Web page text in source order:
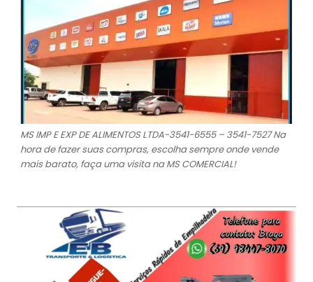
MS IMP E EXP DE ALIMENTOS LTDA-3541-6555 – 3541-7527 Na
hora de fazer suas compras, escolha sempre onde vende
mais barato, faça uma visita na MS COMERCIAL!